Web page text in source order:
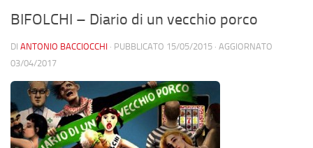
BIFOLCHI – Diario di un vecchio porco
DI ANTONIO BACCIOCCHI · PUBBLICATO 15/05/2015 · AGGIORNATO
03/04/2017